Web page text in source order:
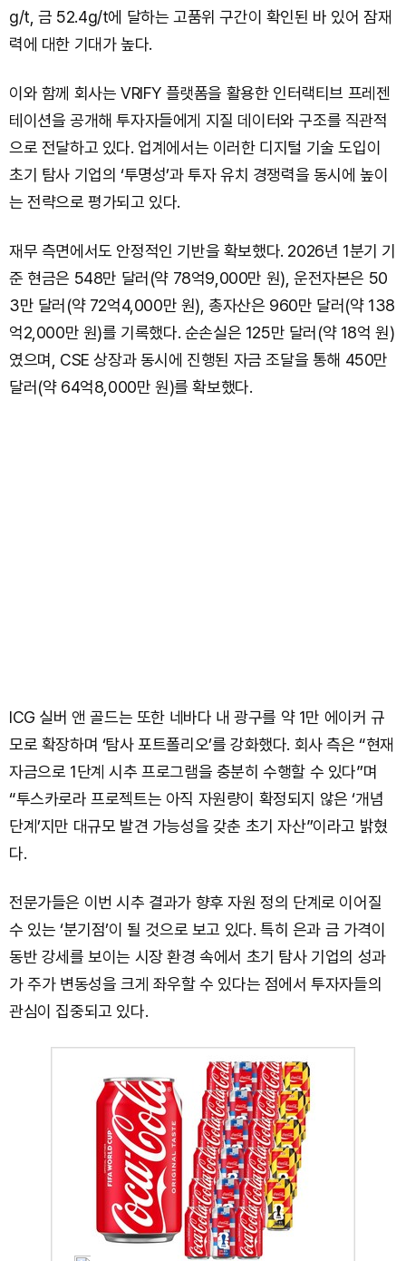
g/t, 금 52.4g/t에 달하는 고품위 구간이 확인된 바 있어 잠재
력에 대한 기대가 높다.
이와 함께 회사는 VRIFY 플랫폼을 활용한 인터랙티브 프레젠
테이션을 공개해 투자자들에게 지질 데이터와 구조를 직관적
으로 전달하고 있다. 업계에서는 이러한 디지털 기술 도입이
초기 탐사 기업의 ‘투명성’과 투자 유치 경쟁력을 동시에 높이
는 전략으로 평가되고 있다.
재무 측면에서도 안정적인 기반을 확보했다. 2026년 1분기 기
준 현금은 548만 달러(약 78억9,000만 원), 운전자본은 50
3만 달러(약 72억4,000만 원), 총자산은 960만 달러(약 138
억2,000만 원)를 기록했다. 순손실은 125만 달러(약 18억 원)
였으며, CSE 상장과 동시에 진행된 자금 조달을 통해 450만
달러(약 64억8,000만 원)를 확보했다.
ICG 실버 앤 골드는 또한 네바다 내 광구를 약 1만 에이커 규
모로 확장하며 ‘탐사 포트폴리오’를 강화했다. 회사 측은 “현재
자금으로 1단계 시추 프로그램을 충분히 수행할 수 있다”며
“투스카로라 프로젝트는 아직 자원량이 확정되지 않은 ‘개념
단계’지만 대규모 발견 가능성을 갖춘 초기 자산”이라고 밝혔
다.
전문가들은 이번 시추 결과가 향후 자원 정의 단계로 이어질
수 있는 ‘분기점’이 될 것으로 보고 있다. 특히 은과 금 가격이
동반 강세를 보이는 시장 환경 속에서 초기 탐사 기업의 성과
가 주가 변동성을 크게 좌우할 수 있다는 점에서 투자자들의
관심이 집중되고 있다.